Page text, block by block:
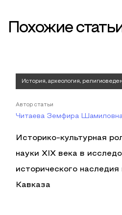
Похожие
История, археология,
Автор статьи
Читаева Земфира
Историко-культурная
науки XIX века в
исторического
Кавказа